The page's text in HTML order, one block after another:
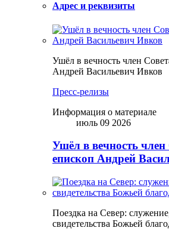
Адрес и реквизиты
Ушёл в вечность член
Андрей Васильевич Ивков
Пресс-релизы
Информация о материале
июль 09 2026
Ушёл в вечность
епископ Андрей
Поездка на Север:
свидетельства Божьей